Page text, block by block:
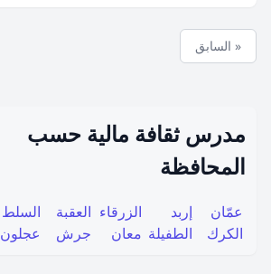
« السابق
مدرس ثقافة مالية حسب
المحافظة
عمّان إربد الزرقاء العقبة السلط
الكرك
الطفيلة معان جرش عجلون